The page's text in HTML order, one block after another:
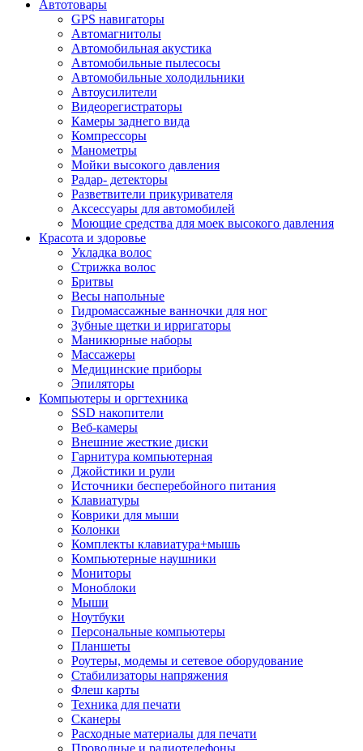
Автотовары
GPS навигаторы
Автомагнитолы
Автомобильная акустика
Автомобильные пылесосы
Автомобильные холодильники
Автоусилители
Видеорегистраторы
Камеры заднего вида
Компрессоры
Манометры
Мойки высокого давления
Радар- детекторы
Разветвители прикуривателя
Аксессуары для автомобилей
Моющие средства для моек высокого давления
Красота и здоровье
Укладка волос
Стрижка волос
Бритвы
Весы напольные
Гидромассажные ванночки для ног
Зубные щетки и ирригаторы
Маникюрные наборы
Массажеры
Медицинские приборы
Эпиляторы
Компьютеры и оргтехника
SSD накопители
Веб-камеры
Внешние жесткие диски
Гарнитура компьютерная
Джойстики и рули
Источники бесперебойного питания
Клавиатуры
Коврики для мыши
Колонки
Комплекты клавиатура+мышь
Компьютерные наушники
Мониторы
Моноблоки
Мыши
Ноутбуки
Персональные компьютеры
Планшеты
Роутеры, модемы и сетевое оборудование
Стабилизаторы напряжения
Флеш карты
Техника для печати
Сканеры
Расходные материалы для печати
Проводные и радиотелефоны